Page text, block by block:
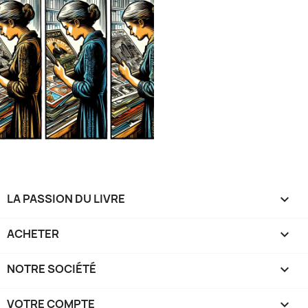
LA PASSION DU LIVRE 
ACHETER 
NOTRE SOCIÉTÉ 
VOTRE COMPTE 